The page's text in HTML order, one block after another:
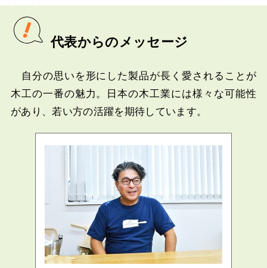
代表からのメッセージ
自分の思いを形にした製品が長く愛されることが
木工の一番の魅力。日本の木工業には様々な可能性
があり、若い方の活躍を期待しています。